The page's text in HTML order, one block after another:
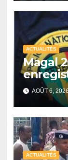
ACTUALITÉS
Magal
saisies
AOÛT 6, 2026
ACTUALITÉS